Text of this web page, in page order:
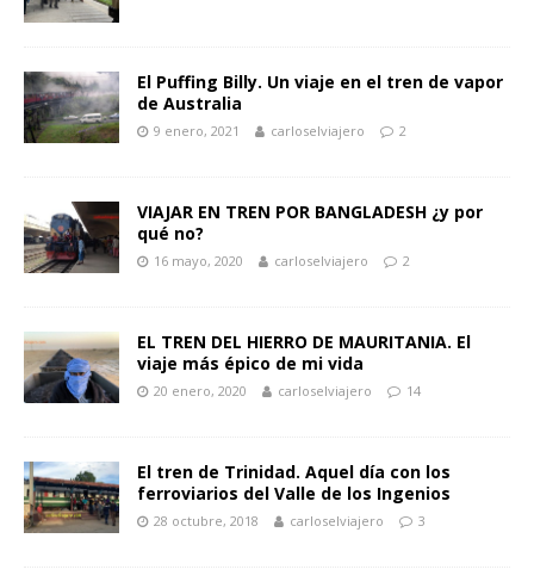
El Puffing Billy. Un viaje en el tren de vapor
de Australia
9 enero, 2021 carloselviajero 2
VIAJAR EN TREN POR BANGLADESH ¿y por
qué no?
16 mayo, 2020 carloselviajero 2
EL TREN DEL HIERRO DE MAURITANIA. El
viaje más épico de mi vida
20 enero, 2020 carloselviajero 14
El tren de Trinidad. Aquel día con los
ferroviarios del Valle de los Ingenios
28 octubre, 2018 carloselviajero 3